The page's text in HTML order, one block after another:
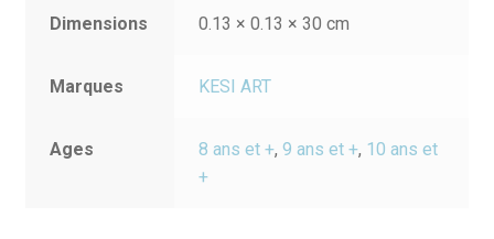
Dimensions 0.13 × 0.13 × 30 cm
Marques KESI ART
Ages 8 ans et +,9 ans et +, 10 ans et
+